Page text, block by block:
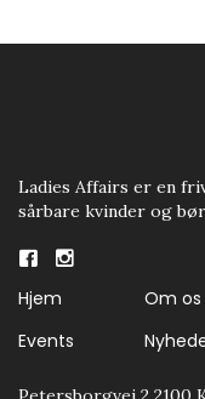
Ladies Affairs er en
sårbare kvinder og
Hjem Om os
Events